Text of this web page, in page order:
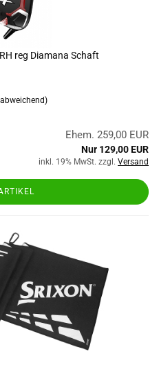
reg Diamana Schaft
Ehem. 259,00 EUR
Nur 129,00 EUR
inkl. 19% MwSt. zzgl. Versand